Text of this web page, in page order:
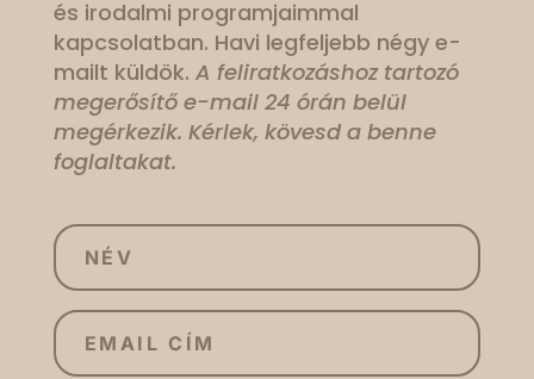
és irodalmi programjaimmal
kapcsolatban. Havi legfeljebb négy e-
mailt küldök. A feliratkozáshoz tartozó
megerősítő e-mail 24 órán belül
megérkezik. Kérlek, kövesd a benne
foglaltakat.